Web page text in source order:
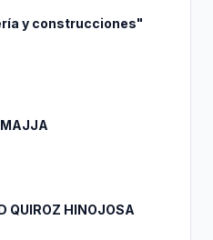
y construcciones"
QUIROZ HINOJOSA